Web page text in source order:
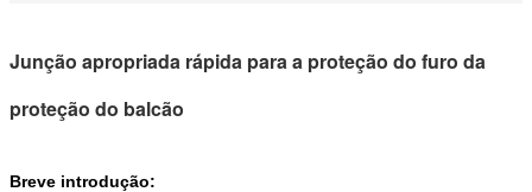
Junção apropriada rápida para a proteção do furo da
proteção do balcão
Breve introdução: